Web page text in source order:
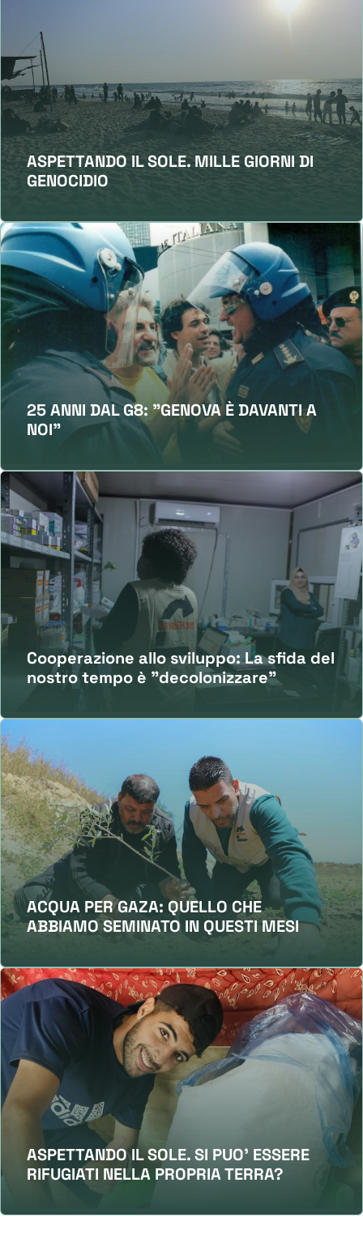
ASPETTANDO IL SOLE. MILLE GIORNI DI
GENOCIDIO
25 ANNI DAL G8: "GENOVA È DAVANTI A
NOI"
Cooperazione allo sviluppo: La sfida del
nostro tempo è "decolonizzare"
ACQUA PER GAZA: QUELLO CHE
ABBIAMO SEMINATO IN QUESTI MESI
ASPETTANDO IL SOLE. SI PUO' ESSERE
RIFUGIATI NELLA PROPRIA TERRA?